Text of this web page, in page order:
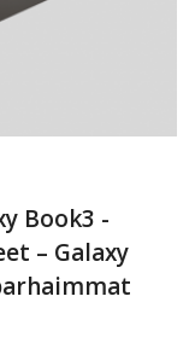
Book3 -
– Galaxy